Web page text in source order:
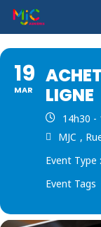
Skip
main
content
19
MAR
LIGNE
14h30 -
MJC ,
Event Type :
Event Tags